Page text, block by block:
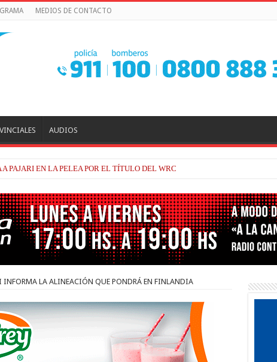
MEDIOS DE CONTACTO
AUDIOS
A CONTINUIDAD
INFORMA LA ALINEACIÓN QUE PONDRÁ EN FINLANDIA